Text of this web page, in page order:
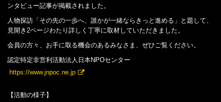
ンタビュー記事が掲載されました。
人物探訪「その先の一歩へ、誰かが一緒ならきっと進める」と題して、
見開き2ページわたり詳しく丁寧に取材していただきました。
会員の方々、お手に取る機会のあるみなさま、ぜひご覧ください。
認定特定非営利活動法人日本NPOセンター
https://www.jnpoc.ne.jp
【活動の様子】